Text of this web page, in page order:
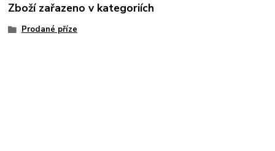
Zboží zařazeno v kategoriích
Prodané příze